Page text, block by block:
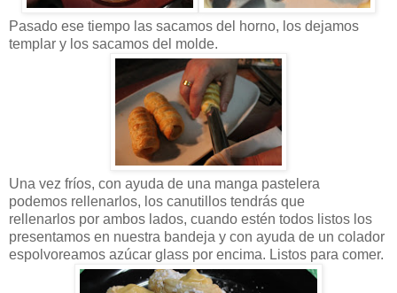
Pasado ese tiempo las sacamos del horno, los dejamos
templar y los sacamos del molde.
Una vez fríos, con ayuda de una manga pastelera
podemos rellenarlos, los canutillos tendrás que
rellenarlos por ambos lados, cuando estén todos listos los
presentamos en nuestra bandeja y con ayuda de un colador
espolvoreamos azúcar glass por encima. Listos para comer.